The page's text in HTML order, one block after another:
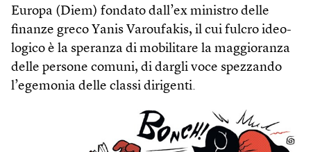
Europa (Diem) fondato dall’ex ministro delle
finanze greco Yanis Varoufakis, il cui fulcro ideo­
logico è la speranza di mobilitare la maggioranza
delle persone comuni, di dargli voce spezzando
l’egemonia delle classi dirigenti.